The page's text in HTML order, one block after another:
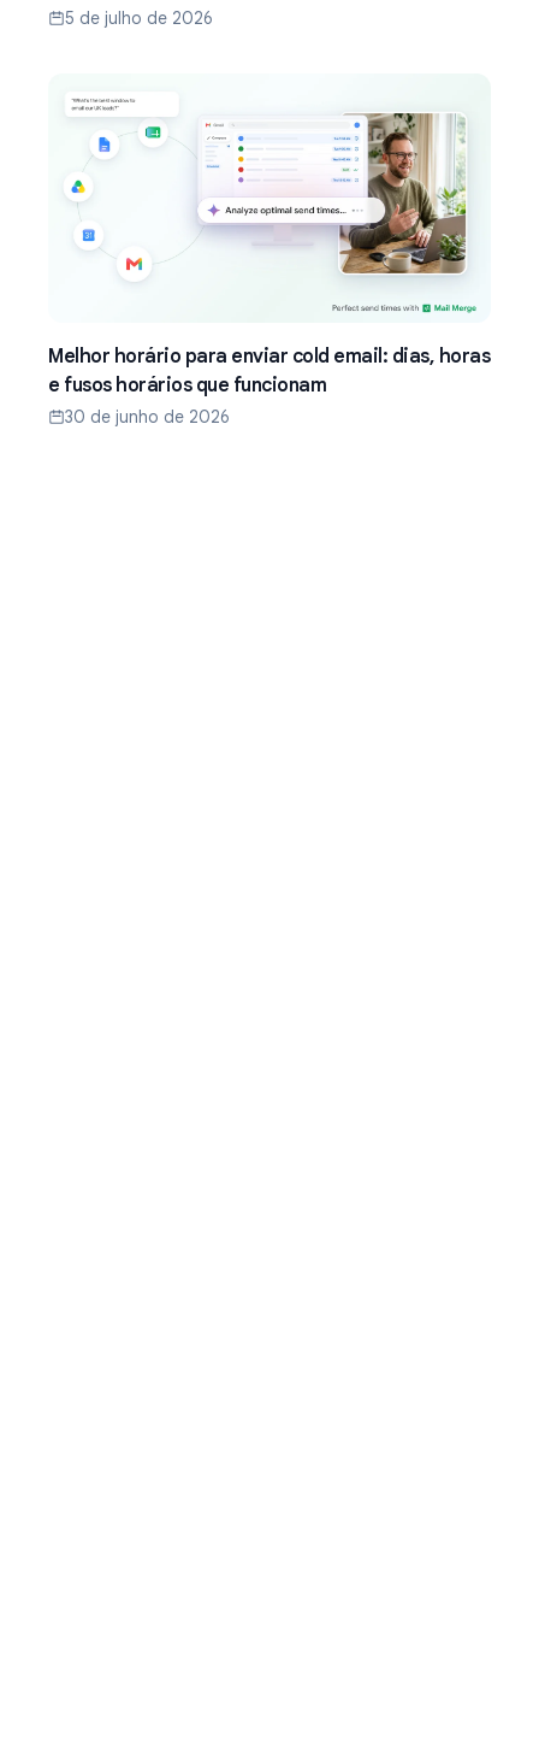
5 de julho de 2026
Melhor horário para enviar cold email: dias, horas
e fusos horários que funcionam
30 de junho de 2026